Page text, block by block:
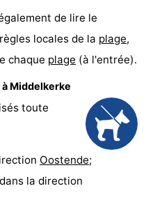
de lire le
locales de la plage,
chaque plage (à l'entrée).
Middelkerke
toute
Oostende;
dans la direction